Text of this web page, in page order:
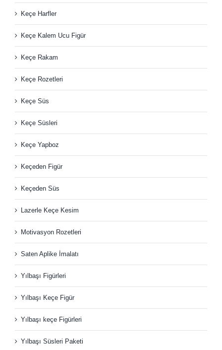
Keçe Harfler
Keçe Kalem Ucu Figür
Keçe Rakam
Keçe Rozetleri
Keçe Süs
Keçe Süsleri
Keçe Yapboz
Keçeden Figür
Keçeden Süs
Lazerle Keçe Kesim
Motivasyon Rozetleri
Saten Aplike İmalatı
Yılbaşı Figürleri
Yılbaşı Keçe Figür
Yılbaşı keçe Figürleri
Yılbaşı Süsleri Paketi